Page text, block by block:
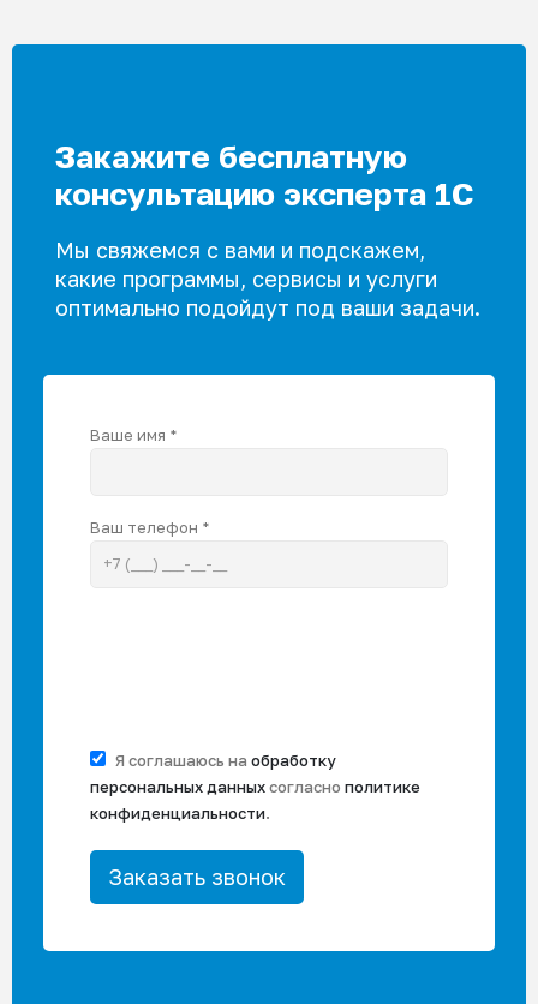
Закажите бесплатную
консультацию эксперта 1С
Мы свяжемся с вами и подскажем,
какие программы, сервисы и услуги
оптимально подойдут под ваши задачи.
Ваше имя *
Ваш телефон *
Я соглашаюсь на обработку
персональных данныхсогласно политике
конфиденциальности.